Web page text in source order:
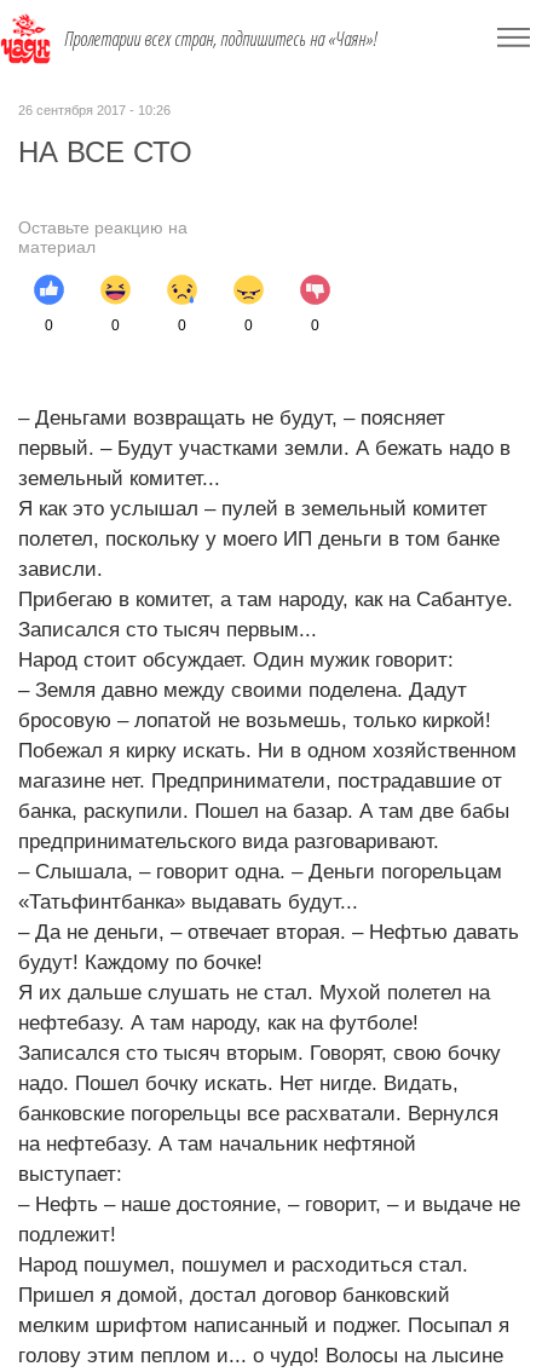
Пролетарии всех стран, подпишитесь на «Чаян»!
26 сентября 2017 - 10:26
НА ВСЕ СТО
Оставьте реакцию на
материал
0 0 0 0 0
– Деньгами возвращать не будут, – поясняет
первый. – Будут участками земли. А бежать надо в
земельный комитет...
Я как это услышал – пулей в земельный комитет
полетел, поскольку у моего ИП деньги в том банке
зависли.
Прибегаю в комитет, а там народу, как на Сабантуе.
Записался сто тысяч первым...
Народ стоит обсуждает. Один мужик говорит:
– Земля давно между своими поделена. Дадут
бросовую – лопатой не возьмешь, только киркой!
Побежал я кирку искать. Ни в одном хозяйственном
магазине нет. Предприниматели, пострадавшие от
банка, раскупили. Пошел на базар. А там две бабы
предпринимательского вида разговаривают.
– Слышала, – говорит одна. – Деньги погорельцам
«Татьфинтбанка» выдавать будут...
– Да не деньги, – отвечает вторая. – Нефтью давать
будут! Каждому по бочке!
Я их дальше слушать не стал. Мухой полетел на
нефтебазу. А там народу, как на футболе!
Записался сто тысяч вторым. Говорят, свою бочку
надо. Пошел бочку искать. Нет нигде. Видать,
банковские погорельцы все расхватали. Вернулся
на нефтебазу. А там начальник нефтяной
выступает:
– Нефть – наше достояние, – говорит, – и выдаче не
подлежит!
Народ пошумел, пошумел и расходиться стал.
Пришел я домой, достал договор банковский
мелким шрифтом написанный и поджег. Посыпал я
голову этим пеплом и... о чудо! Волосы на лысине